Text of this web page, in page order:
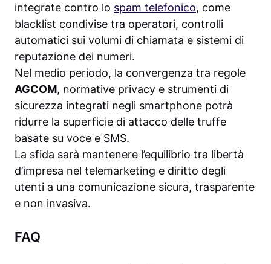
integrate contro lo spam telefonico, come
blacklist condivise tra operatori, controlli
automatici sui volumi di chiamata e sistemi di
reputazione dei numeri.
Nel medio periodo, la convergenza tra regole
AGCOM, normative privacy e strumenti di
sicurezza integrati negli smartphone potrà
ridurre la superficie di attacco delle truffe
basate su voce e SMS.
La sfida sarà mantenere l’equilibrio tra libertà
d’impresa nel telemarketing e diritto degli
utenti a una comunicazione sicura, trasparente
e non invasiva.
FAQ